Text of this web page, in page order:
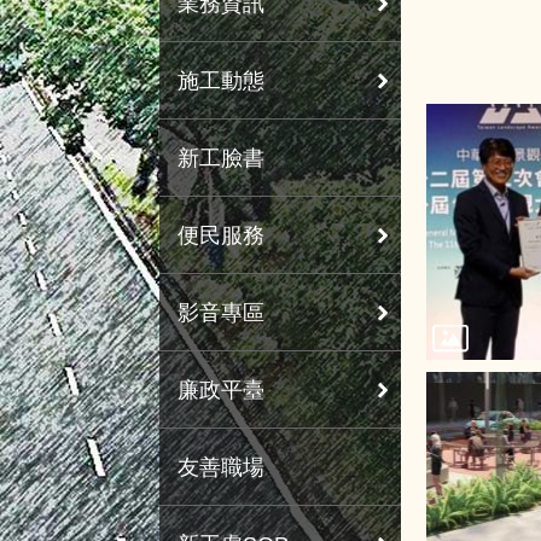
施工動態
新工臉書
便民服務
影音專區
廉政平臺
友善職場